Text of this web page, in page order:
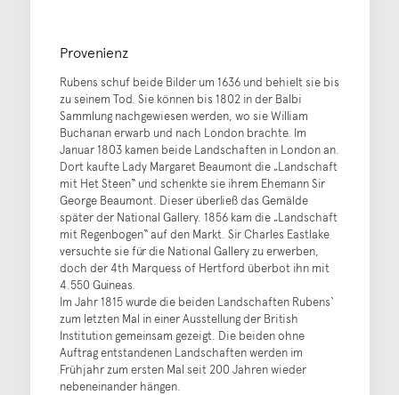
Provenienz
Rubens schuf beide Bilder um 1636 und behielt sie bis
zu seinem Tod. Sie können bis 1802 in der Balbi
Sammlung nachgewiesen werden, wo sie William
Buchanan erwarb und nach London brachte. Im
Januar 1803 kamen beide Landschaften in London an.
Dort kaufte Lady Margaret Beaumont die „Landschaft
mit Het Steen“ und schenkte sie ihrem Ehemann Sir
George Beaumont. Dieser überließ das Gemälde
später der National Gallery. 1856 kam die „Landschaft
mit Regenbogen“ auf den Markt. Sir Charles Eastlake
versuchte sie für die National Gallery zu erwerben,
doch der 4th Marquess of Hertford überbot ihn mit
4.550 Guineas.
Im Jahr 1815 wurde die beiden Landschaften Rubens‘
zum letzten Mal in einer Ausstellung der British
Institution gemeinsam gezeigt. Die beiden ohne
Auftrag entstandenen Landschaften werden im
Frühjahr zum ersten Mal seit 200 Jahren wieder
nebeneinander hängen.